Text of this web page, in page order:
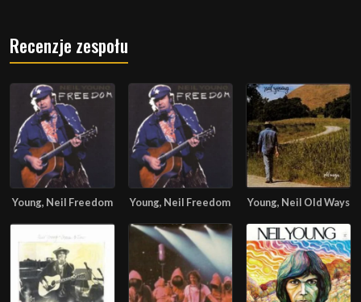
Recenzje zespołu
Young, Neil Freedom Young, Neil Freedom Young, Neil Old Ways